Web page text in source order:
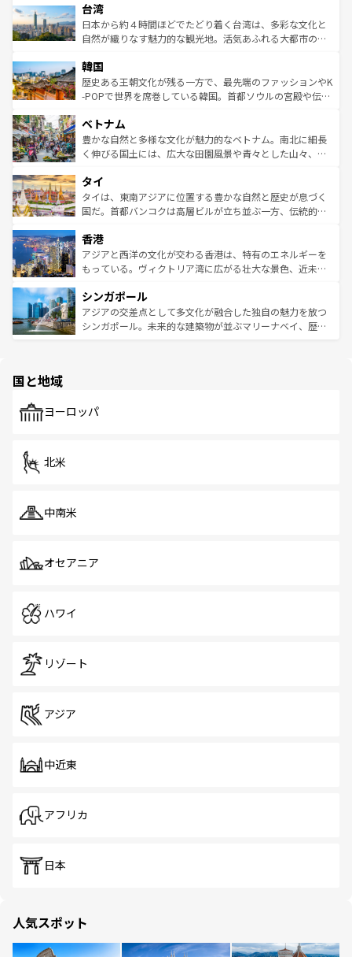
ならではの贅沢な旅のスタイルだ。 なお、新着のアメリカ
情報はコンテンツ一覧を参照してほしい。
れるおもてなしの心で訪れる人々を迎えてくれるハワイの
人々、おいしいローカルフードやハワイアンミュージッ
ク、伝統的なフラダンスなど、すべてがハワイの魅力を彩
ワイを、存分に味わってほしい。 なお、新着のハワイ情報
はコンテンツ一覧を参照してほしい。
リアリーフや大陸中央部にそびえるウルル（エアーズロッ
ク）、タスマニアの美しい原生林やケアンズの熱帯雨林な
ど、見どころがたくさん。また、カフェやワイン、オージ
いる。アクティビティも充実しており、サーフィンやダイ
ビング、ハイキングなど、アウトドア好きにはたまらな
い。オーストラリアの多彩な魅力を存分に味わいつくそ
参照してほしい。
台湾
日本から約４時間ほどでたどり着く台湾は、多彩な文化と
自然が織りなす魅力的な観光地。活気あふれる大都市の台
ン）、静ひつな山岳地帯である台湾東部など、都市の喧騒
と山間の静けさが共存しており、訪れる人に新しい発見と
驚きをもたらしてくれる。また、奥深い台湾の食文化も魅
容にもいいと評判のスイーツなど、バラエティ豊かな料理
が味わえる。 なお、新着の台湾情報は コンテンツ一覧を参
照してほしい。
韓国
歴史ある王朝文化が残る一方で、最先端のファッションやK
-POPで世界を席巻している韓国。首都ソウルの宮殿や伝統
き、地方に足を延ばせば四季折々の自然美を楽しむことが
できる。そして、キムチや焼肉、絶品のストリートフード
まで、さまざまな韓国料理が待っている。夜には、韓国な
リティに包まれながら、韓国の多彩な魅力を心ゆくまで味
わってみてほしい。 なお、新着の韓国情報はコンテンツ一
覧を参照してほしい。
ベトナム
豊かな自然と多様な文化が魅力的なベトナム。南北に細長
く伸びる国土には、広大な田園風景や青々とした山々、世
急速な発展と共に伝統が息づく。ハノイの古い町並みやホ
ーチミン市のフランス統治時代の建物も、独特の雰囲気を
醸し出している。また、バラエティの豊かさとおいしさで
とつ。フォーやバインミー、ベトナムコーヒーなどは、ぜ
ひ現地で味わいたい。どの地域を訪れてもあたたかい人々
が旅行者を迎えてくれるので、きっと忘れられない旅にな
参照してほしい。
タイ
タイは、東南アジアに位置する豊かな自然と歴史が息づく
国だ。首都バンコクは高層ビルが立ち並ぶ一方、伝統的な
の活気が交差している。北部ではチェンマイなどの山岳地
帯で自然と触れ合い、南部ではプーケットやクラビの美し
いビーチでリゾート気分を楽しむことができる。タイ料理
激する。気候は一年中温暖で、どの季節にも異なる楽しみ
が待っている。親しみやすいタイの人々、仏教を中心とし
た文化、そして多様な観光資源が、訪れる旅人を魅了し続
香港
アジアと西洋の文化が交わる香港は、特有のエネルギーを
もっている。ヴィクトリア湾に広がる壮大な景色、近未来
み、どこを訪れても感動するはず。観光スポットが密集し
ており、効率よく見どころを回れるのも魅力。息をのむよ
うな絶景から文化的な体験まで、香港を存分に楽しみ尽く
シンガポール
アジアの交差点として多文化が融合した独自の魅力を放つ
シンガポール。未来的な建築物が並ぶマリーナベイ、歴史
で、ホーカーズは地元の風情を楽しめる外せないスポット
国と地域
ヨーロッパ
北米
中南米
オセアニア
ハワイ
リゾート
アジア
中近東
アフリカ
日本
人気スポット